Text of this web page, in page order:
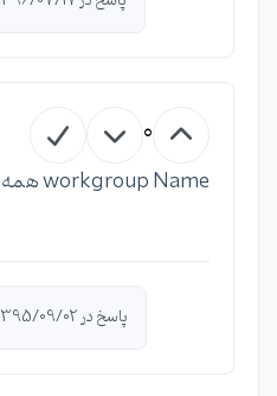
0
workgroup Name همه سیستم ها یکی هست؟
پاسخ در 1395/09/02 توسط